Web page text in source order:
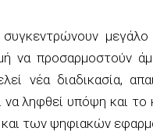
μεγάλο
να προσαρμοστούν
νέα διαδικασία,
να ληφθεί υπόψη και το
και των ψηφιακών